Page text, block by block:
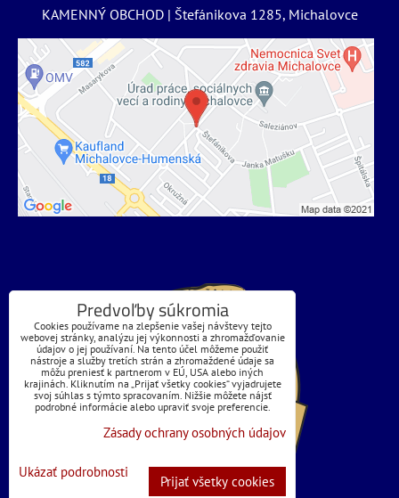
KAMENNÝ OBCHOD | Štefánikova 1285, Michalovce
Predvoľby súkromia
Cookies používame na zlepšenie vašej návštevy tejto
webovej stránky, analýzu jej výkonnosti a zhromažďovanie
údajov o jej používaní. Na tento účel môžeme použiť
nástroje a služby tretích strán a zhromaždené údaje sa
môžu preniesť k partnerom v EÚ, USA alebo iných
krajinách. Kliknutím na „Prijať všetky cookies“ vyjadrujete
svoj súhlas s týmto spracovaním. Nižšie môžete nájsť
podrobné informácie alebo upraviť svoje preferencie.
Zásady ochrany osobných údajov
Ukázať podrobnosti
Prijať všetky cookies